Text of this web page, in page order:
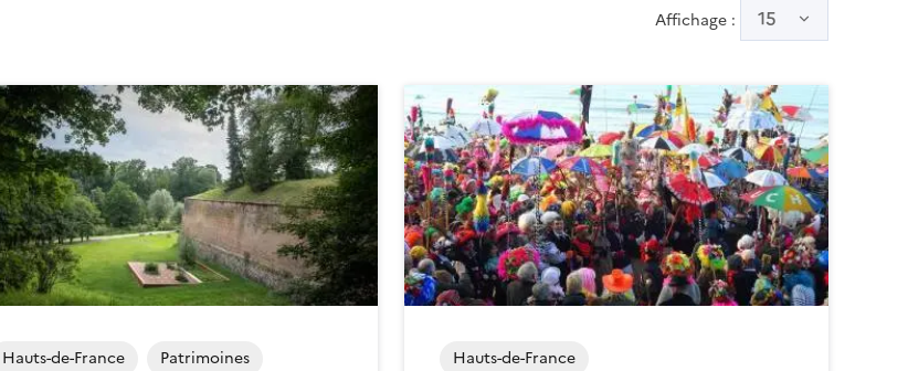
Affichage : 15
Hauts-de-France Patrimoines Hauts-de-France